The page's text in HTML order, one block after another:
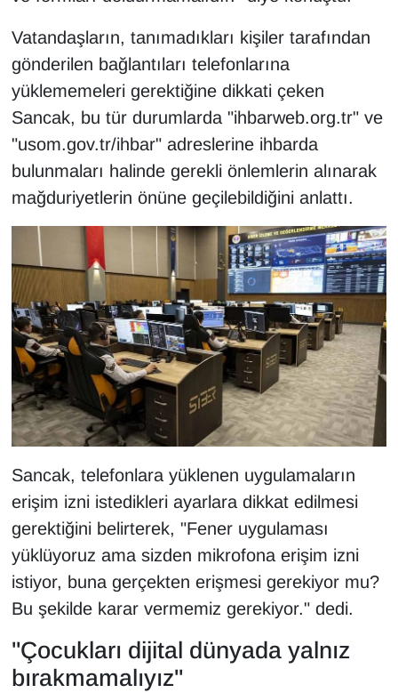
Vatandaşların, tanımadıkları kişiler tarafından
gönderilen bağlantıları telefonlarına
yüklememeleri gerektiğine dikkati çeken
Sancak, bu tür durumlarda "ihbarweb.org.tr" ve
"usom.gov.tr/ihbar" adreslerine ihbarda
bulunmaları halinde gerekli önlemlerin alınarak
mağduriyetlerin önüne geçilebildiğini anlattı.
Sancak, telefonlara yüklenen uygulamaların
erişim izni istedikleri ayarlara dikkat edilmesi
gerektiğini belirterek, "Fener uygulaması
yüklüyoruz ama sizden mikrofona erişim izni
istiyor, buna gerçekten erişmesi gerekiyor mu?
Bu şekilde karar vermemiz gerekiyor." dedi.
"Çocukları dijital dünyada yalnız
bırakmamalıyız"
RÖPORTAJ
SAĞLIK
Seri İlan
Sinema - TV
SİYASET
SPOR
TEBRİK
TEKNOLOJİ
Turizm
VAN'DA SPOR
Vasıta
YAŞAM
YEREL